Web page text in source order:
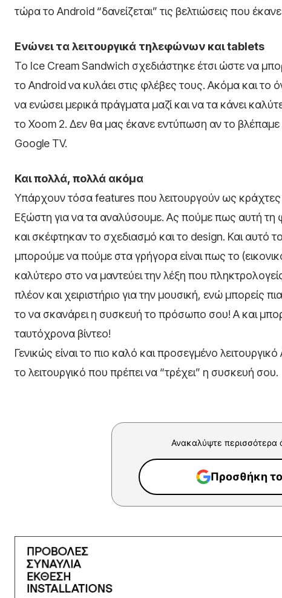
τώρα το Android “δανείζεται” τις βελτιώσεις που
Ενώνει τα λειτουργικά τηλεφώνων και tablets
Το Ice Cream Sandwich σχεδιάστηκε έτσι ώστε να
το Android να κυλάει στις φλέβες τους. Ακόμα και το
να ενώσει μερικά πράγματα μαζί και να τα κάνει
το Xoom 2. Δεν θα μας έκανε εντύπωση αν το
Google TV.
Και πολλά, πολλά ακόμα
Υπάρχουν τόσα features που λειτουργούν ως κράχτες
Εξώστη για να τα αναλύσουμε. Ας πούμε πως αυτή τη
και σκέφτηκαν το σχεδιασμό και το design. Και αυτό
μπορούμε να πούμε στα γρήγορα είναι πως το
καλύτερο στο να μαντεύει την λέξη που
πλέον και χειριστήριο για την μουσική, ενώ μπορείς
το να σκανάρει η συσκευή το πρόσωπο σου! Α και
ταυτόχρονα βίντεο!
Γενικώς είναι το πιο καλό και προσεγμένο
το λειτουργικό που πρέπει να “τρέχει” η συσκευή σου.
Ανακαλύψτε περισσότερα
Προσθήκη